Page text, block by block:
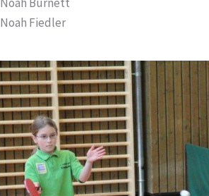
Noah Fiedler